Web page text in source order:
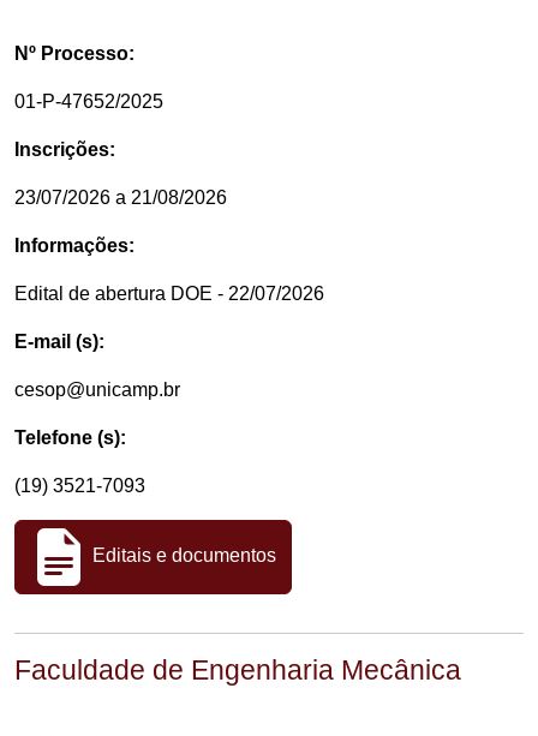
Nº Processo:
01-P-47652/2025
Inscrições:
23/07/2026 a 21/08/2026
Informações:
Edital de abertura DOE - 22/07/2026
E-mail (s):
cesop@unicamp.br
Telefone (s):
(19) 3521-7093
Editais e documentos
Faculdade de Engenharia Mecânica